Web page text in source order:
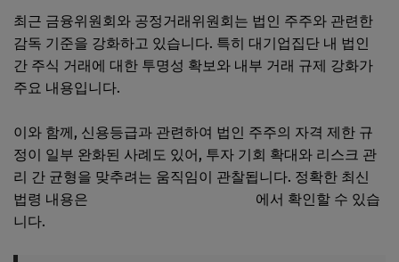
최근 금융위원회와 공정거래위원회는 법인 주주와 관련한
감독 기준을 강화하고 있습니다. 특히 대기업집단 내 법인
간 주식 거래에 대한 투명성 확보와 내부 거래 규제 강화가
주요 내용입니다.
이와 함께, 신용등급과 관련하여 법인 주주의 자격 제한 규
정이 일부 완화된 사례도 있어, 투자 기회 확대와 리스크 관
리 간 균형을 맞추려는 움직임이 관찰됩니다. 정확한 최신
법령 내용은
에서 확인할 수 있습
니다.